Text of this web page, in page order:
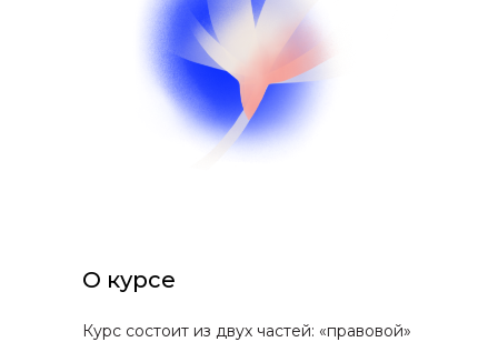
О курсе
Курс состоит из двух частей: «правовой»